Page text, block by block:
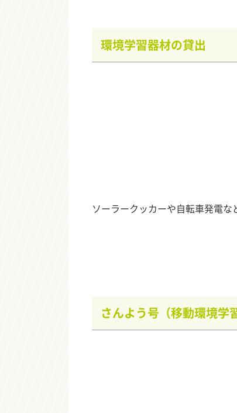
環境学習器材の貸出
ソーラークッカーや自転車発電な
さんよう号（移動環境学